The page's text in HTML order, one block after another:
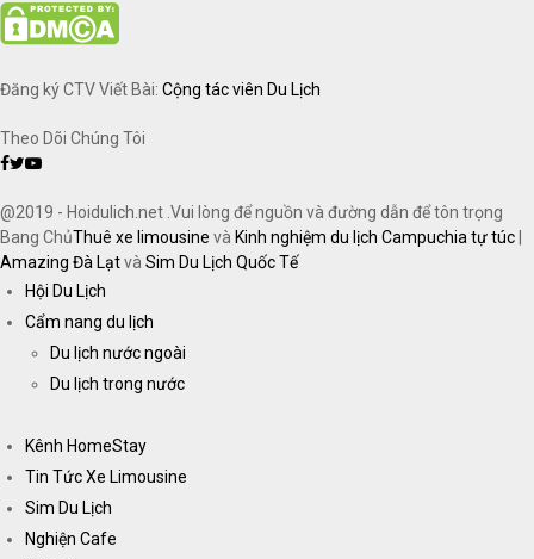
Đăng ký CTV Viết Bài: Cộng tác viên Du Lịch
Theo Dõi Chúng Tôi
Facebook
Twitter
Youtube
@2019 - Hoidulich.net .Vui lòng để nguồn và đường dẫn để tôn trọng
Bang ChủThuê xe limousine và Kinh nghiệm du lịch Campuchia tự túc
Amazing Đà Lạtvà Sim Du Lịch Quốc Tế
Hội Du Lịch
Cẩm nang du lịch
Du lịch nước ngoài
Du lịch trong nước
Kênh HomeStay
Tin Tức Xe Limousine
Sim Du Lịch
Nghiện Cafe